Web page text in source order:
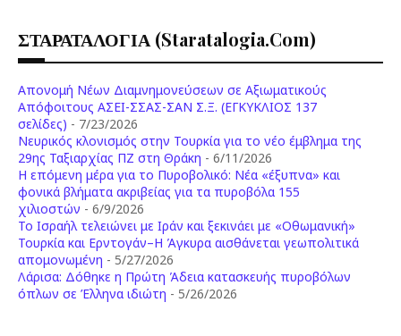
ΣΤΑΡΑΤΑΛΟΓΙΑ (staratalogia.com)
Απονομή Νέων Διαμνημονεύσεων σε Αξιωματικούς
Απόφοιτους ΑΣΕΙ-ΣΣΑΣ-ΣΑΝ Σ.Ξ. (ΕΓΚΥΚΛΙΟΣ 137
σελίδες) - 7/23/2026
Νευρικός κλονισμός στην Τουρκία για το νέο έμβλημα της
29ης Ταξιαρχίας ΠΖ στη Θράκη - 6/11/2026
Η επόμενη μέρα για το Πυροβολικό: Νέα «έξυπνα» και
φονικά βλήματα ακριβείας για τα πυροβόλα 155
χιλιοστών - 6/9/2026
Το Ισραήλ τελειώνει με Ιράν και ξεκινάει με «Οθωμανική»
Τουρκία και Ερντογάν–Η Άγκυρα αισθάνεται γεωπολιτικά
απομονωμένη - 5/27/2026
Λάρισα: Δόθηκε η Πρώτη Άδεια κατασκευής πυροβόλων
όπλων σε Έλληνα ιδιώτη - 5/26/2026